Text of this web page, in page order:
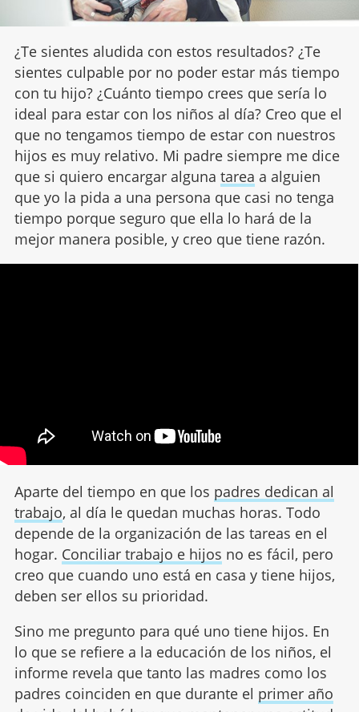
¿Te sientes aludida con estos resultados? ¿Te
sientes culpable por no poder estar más tiempo
con tu hijo? ¿Cuánto tiempo crees que sería lo
ideal para estar con los niños al día? Creo que el
que no tengamos tiempo de estar con nuestros
hijos es muy relativo. Mi padre siempre me dice
que si quiero encargar alguna tarea a alguien
que yo la pida a una persona que casi no tenga
tiempo porque seguro que ella lo hará de la
mejor manera posible, y creo que tiene razón.
Aparte del tiempo en que los padres dedican al
trabajo, al día le quedan muchas horas. Todo
depende de la organización de las tareas en el
hogar. Conciliar trabajo e hijos no es fácil, pero
creo que cuando uno está en casa y tiene hijos,
deben ser ellos su prioridad.
Sino me pregunto para qué uno tiene hijos. En
lo que se refiere a la educación de los niños, el
informe revela que tanto las madres como los
padres coinciden en que durante el primer año